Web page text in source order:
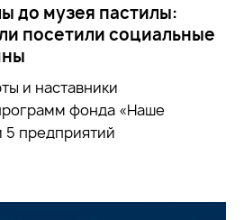
до музея пастилы:
посетили социальные
и наставники
фонда «Наше
5 предприятий